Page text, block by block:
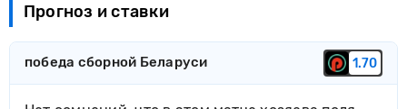
Прогноз и ставки
победа сборной Беларуси 1.70